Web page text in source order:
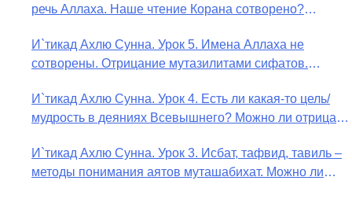
речь Аллаха. Наше чтение Корана сотворено?
И`тикад Ахлю Сунна. Урок 5. Имена Аллаха не
сотворены. Отрицание мутазилитами сифатов.
И`тикад Ахлю Сунна. Урок 4. Есть ли какая-то цель/
мудрость в деяниях Всевышнего? Можно ли отрицать
не пришло в Коране и Сунне? Концепция ибн
Таймийи
И`тикад Ахлю Сунна. Урок 3. Исбат, тафвид, тавиль –
методы понимания аятов муташабихат. Можно ли